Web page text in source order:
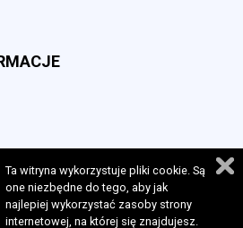
Ta witryna wykorzystuje pliki cookie. Są
one niezbędne do tego, aby jak
najlepiej wykorzystać zasoby strony
internetowej, na której się znajdujesz.